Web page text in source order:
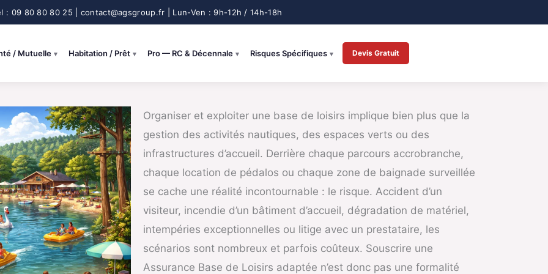
/ Mutuelle Habitation / Prêt Pro — RC & Décennale Risques Spécifiques Devis Gratuit
Organiser et exploiter une base de loisirs implique bien plus que la
gestion des activités nautiques, des espaces verts ou des
infrastructures d’accueil. Derrière chaque parcours accrobranche,
chaque location de pédalos ou chaque zone de baignade surveillée
se cache une réalité incontournable : le risque. Accident d’un
visiteur, incendie d’un bâtiment d’accueil, dégradation de matériel,
intempéries exceptionnelles ou litige avec un prestataire, les
scénarios sont nombreux et parfois coûteux. Souscrire une
Assurance Base de Loisirs adaptée n’est donc pas une formalité